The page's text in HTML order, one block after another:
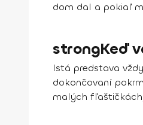
dom dal a pokiaľ
strongKeď
Istá predstava
dokončovaní
malých